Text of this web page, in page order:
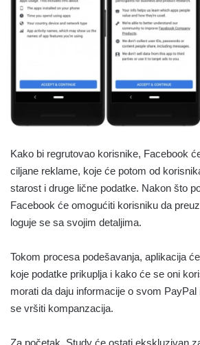
Kako bi regrutovao korisnike, Facebook
ciljane reklame, koje će potom od
starost i druge lične podatke. Nakon što
Facebook će omogućiti korisniku da
loguje se sa svojim detaljima.
Tokom procesa podešavanja, aplikacija
koje podatke prikuplja i kako će se oni
morati da daju informacije o svom
se vršiti kompanzacija.
Za početak, Study će ostati ekskluzivan